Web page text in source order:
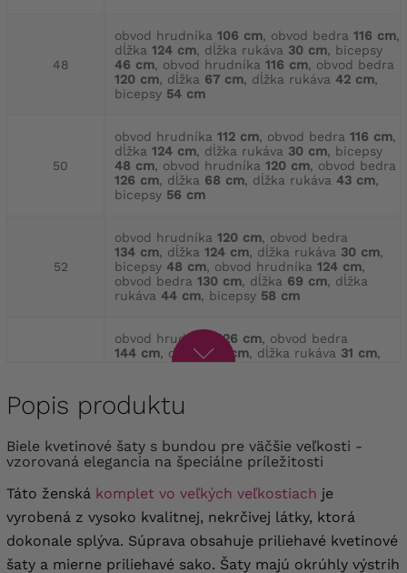
48
obvod hrudníka 106 cm, obvod bedra 116 cm,
dĺžka 124 cm, dĺžka rukáva 30 cm, bicepsy
46 cm, obvod hrudníka 116 cm, obvod bedra
120 cm, dĺžka 67 cm, dĺžka rukáva 42 cm,
bicepsy 54 cm
50
obvod hrudníka 112 cm, obvod bedra 116 cm,
dĺžka 124 cm, dĺžka rukáva 30 cm, bicepsy
48 cm, obvod hrudníka 120 cm, obvod bedra
126 cm, dĺžka 68 cm, dĺžka rukáva 43 cm,
bicepsy 56 cm
52
obvod hrudníka 120 cm, obvod bedra
134 cm, dĺžka 124 cm, dĺžka rukáva 30 cm,
bicepsy 48 cm, obvod hrudníka 124 cm,
obvod bedra 130 cm, dĺžka 69 cm, dĺžka
rukáva 44 cm, bicepsy 58 cm
obvod hrudníka 126 cm, obvod bedra
144 cm, dĺžka 127 cm, dĺžka rukáva 31 cm,
rukáva
44 cm
56
obvod hrudníka 132 cm, obvod bedra
148 cm , dĺžka 127 cm , dĺžka rukáva 33 cm
bicepsy 52 cm, obvod hrudníka 136 cm
rukáva 45 cm, bicepsy 62 cm
58
obvod hrudníka 136 cm, obvod bedra 152 cm,
dĺžka
130 cm, dĺžka rukáva 33 cm , Bicepsy
55 cm, obvod hrudníka 140 cm, obvod bedra
Popis produktu
Biele kvetinové šaty s bundou pre väčšie veľkosti -
vzorovaná elegancia na špeciálne príležitosti
Táto ženská komplet vo veľkých veľkostiach je
vyrobená z vysoko kvalitnej, nekrčivej látky, ktorá
dokonale splýva. Súprava obsahuje priliehavé kvetinové
šaty a mierne priliehavé sako. Šaty majú okrúhly výstrih